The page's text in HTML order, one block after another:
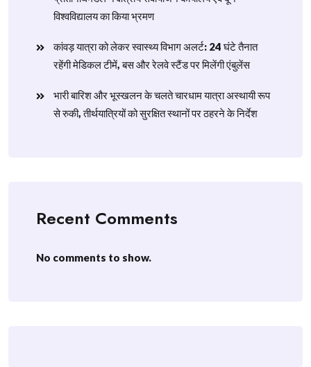
विश्वविद्यालय का किया भ्रमण
​कांवड़ यात्रा को लेकर स्वास्थ्य विभाग अलर्ट: 24 घंटे तैनात
रहेंगी मेडिकल टीमें, बस और रेलवे स्टैंड पर मिलेंगी एंबुलेंस
​भारी बारिश और भूस्खलन के चलते चारधाम यात्रा अस्थायी रूप
से रुकी, तीर्थयात्रियों को सुरक्षित स्थानों पर ठहरने के निर्देश
Recent Comments
No comments to show.